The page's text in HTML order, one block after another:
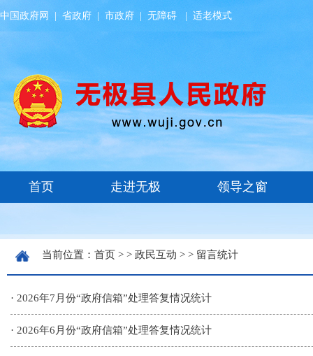
中国政府网 省政府 市政府 无障碍 适老模式
当前位置： 首页 > > 政民互动 > > 留言统计
· 2026年7月份“政府信箱”处理答复情况统计
· 2026年6月份“政府信箱”处理答复情况统计